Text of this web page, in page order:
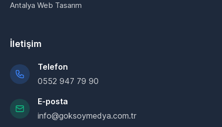
Antalya Web Tasarım
İletişim
Telefon
0552 947 79 90
E-posta
info@goksoymedya.com.tr